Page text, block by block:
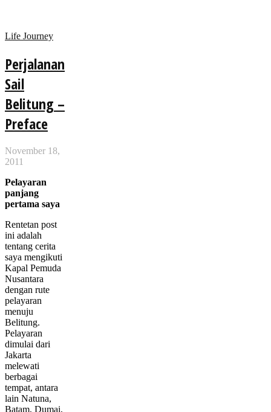
Life Journey
Perjalanan
Sail
Belitung –
Preface
November 18,
2011
Pelayaran
panjang
pertama saya
Rentetan post
ini adalah
tentang cerita
saya mengikuti
Kapal Pemuda
Nusantara
dengan rute
pelayaran
menuju
Belitung.
Pelayaran
dimulai dari
Jakarta
melewati
berbagai
tempat, antara
lain Natuna,
Batam, Dumai,